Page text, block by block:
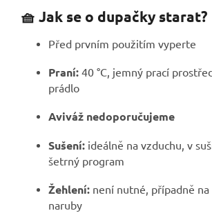
🧺 Jak se o dupačky starat?
Před prvním použitím vyperte
Praní: 40 °C, jemný prací
prádlo
Aviváž nedoporučujeme
Sušení: ideálně na vzduchu, v
šetrný program
Žehlení: není nutné, případně
naruby